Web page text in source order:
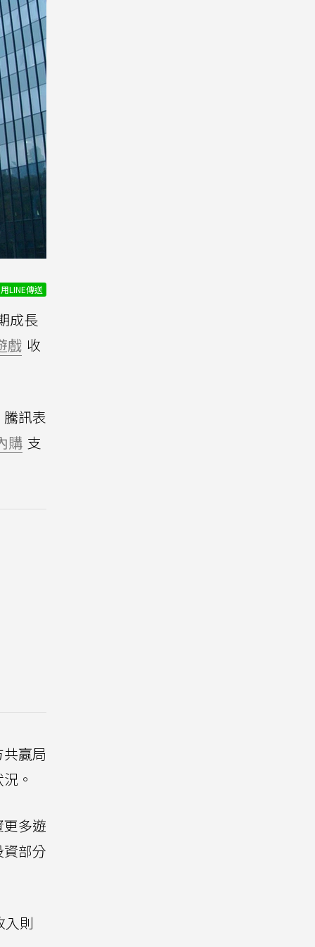
用LINE傳送
成長
戲 收
訊表
購 支
贏局
。
多遊
部分
入則